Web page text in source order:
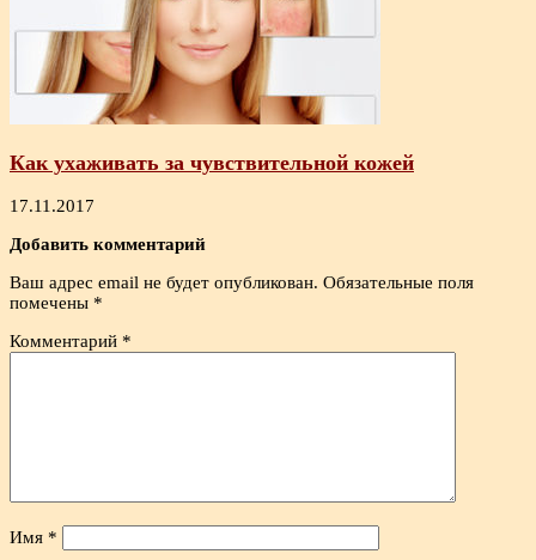
Как ухаживать за чувствительной кожей
17.11.2017
Добавить комментарий
Ваш адрес email не будет опубликован. Обязательные поля
помечены *
Комментарий *
Имя *